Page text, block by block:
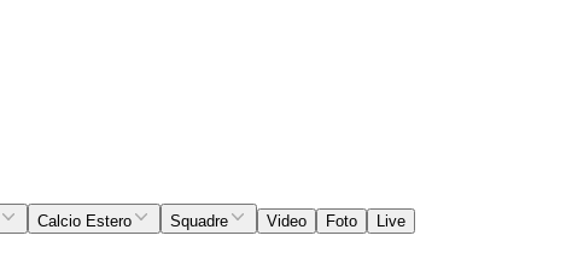
Calcio Estero Squadre Video Foto
Live